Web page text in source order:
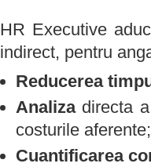
HR Executive
indirect, pentru
Reducerea
Analizadirecta
costurile aferente;
Cuantificarea